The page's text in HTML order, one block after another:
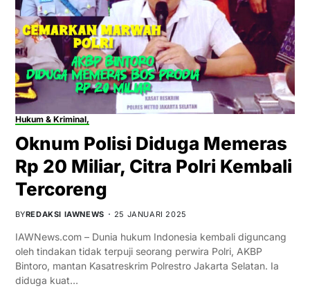
Hukum & Kriminal,
Oknum Polisi Diduga Memeras
Rp 20 Miliar, Citra Polri Kembali
Tercoreng
BYREDAKSI IAWNEWS 25 JANUARI 2025
IAWNews.com – Dunia hukum Indonesia kembali diguncang
oleh tindakan tidak terpuji seorang perwira Polri, AKBP
Bintoro, mantan Kasatreskrim Polrestro Jakarta Selatan. Ia
diduga kuat…